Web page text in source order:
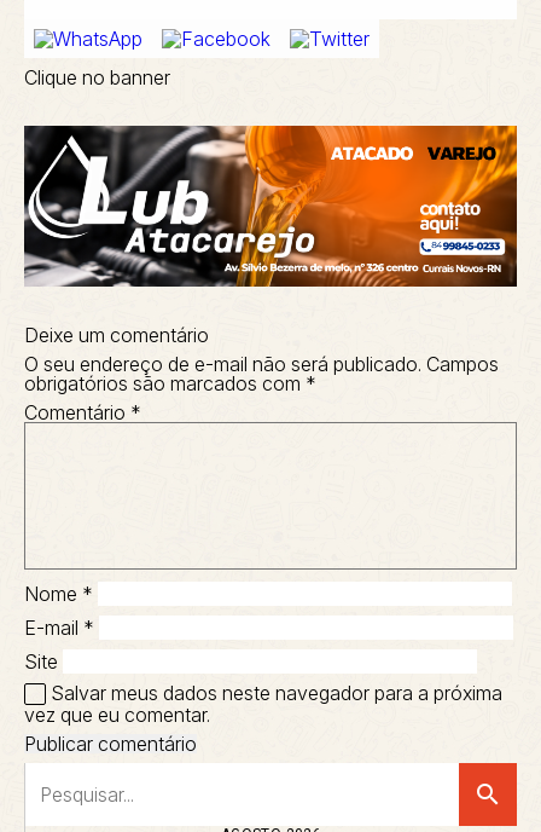
Clique no banner
Deixe um comentário
O seu endereço de e-mail não será publicado. Campos
obrigatórios são marcados com *
Comentário *
Nome *
E-mail *
Site
Salvar meus dados neste navegador para a próxima
vez que eu comentar.
search